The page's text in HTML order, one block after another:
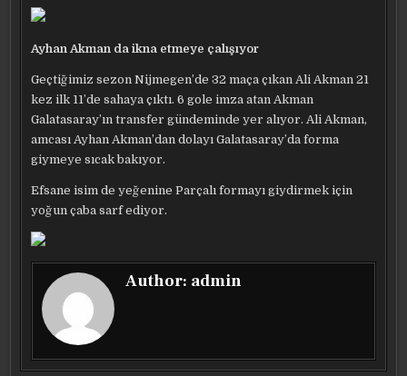
Ayhan Akman da ikna etmeye çalışıyor
Geçtiğimiz sezon Nijmegen’de 32 maça çıkan Ali Akman 21
kez ilk 11’de sahaya çıktı. 6 gole imza atan Akman
Galatasaray’ın transfer gündeminde yer alıyor. Ali Akman,
amcası Ayhan Akman’dan dolayı Galatasaray’da forma
giymeye sıcak bakıyor.
Efsane isim de yeğenine Parçalı formayı giydirmek için
yoğun çaba sarf ediyor.
Author: admin